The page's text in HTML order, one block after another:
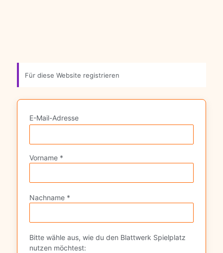
Für diese Website registrieren
E-Mail-Adresse
Vorname *
Nachname *
Bitte wähle aus, wie du den Blattwerk Spielplatz
nutzen möchtest: